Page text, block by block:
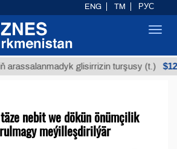
glisirrizin turşusy (t.) $12935,18
nebit we dökün önümçilik
meýilleşdirilýär
ENG TM РУС